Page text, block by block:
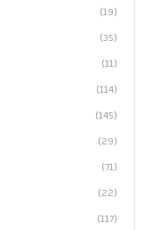
(19)
(35)
(11)
(114)
(145)
(29)
(71)
(22)
(117)